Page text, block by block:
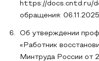
https://docs.cntd.ru/
обращения:
Об утверждении
«Работник
Минтруда России от